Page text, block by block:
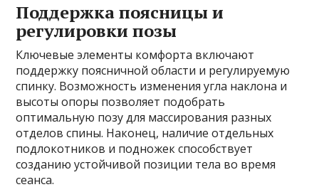
Поддержка поясницы и
регулировки позы
Ключевые элементы комфорта включают
поддержку поясничной области и регулируемую
спинку. Возможность изменения угла наклона и
высоты опоры позволяет подобрать
оптимальную позу для массирования разных
отделов спины. Наконец, наличие отдельных
подлокотников и подножек способствует
созданию устойчивой позиции тела во время
сеанса.